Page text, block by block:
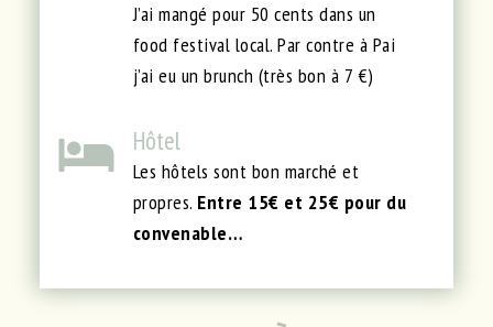
J’ai mangé pour 50 cents dans un
food festival local. Par contre à Pai
j’ai eu un brunch (très bon à 7 €)
Hôtel
Les hôtels sont bon marché et
propres. Entre 15€ et 25€ pour du
convenable…